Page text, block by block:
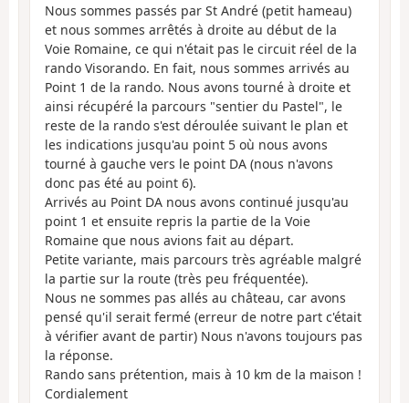
Nous sommes passés par St André (petit hameau)
et nous sommes arrêtés à droite au début de la
Voie Romaine, ce qui n'était pas le circuit réel de la
rando Visorando. En fait, nous sommes arrivés au
Point 1 de la rando. Nous avons tourné à droite et
ainsi récupéré la parcours "sentier du Pastel", le
reste de la rando s'est déroulée suivant le plan et
les indications jusqu'au point 5 où nous avons
tourné à gauche vers le point DA (nous n'avons
donc pas été au point 6).
Arrivés au Point DA nous avons continué jusqu'au
point 1 et ensuite repris la partie de la Voie
Romaine que nous avions fait au départ.
Petite variante, mais parcours très agréable malgré
la partie sur la route (très peu fréquentée).
Nous ne sommes pas allés au château, car avons
pensé qu'il serait fermé (erreur de notre part c'était
à vérifier avant de partir) Nous n'avons toujours pas
la réponse.
Rando sans prétention, mais à 10 km de la maison !
Cordialement